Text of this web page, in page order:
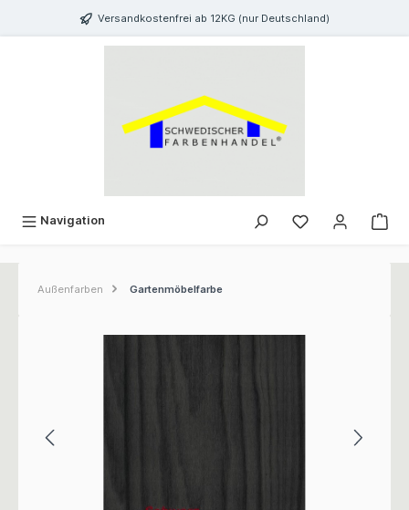
springen Versandkostenfrei ab 12KG (nur Deutschland)
Navigation
Außenfarben Gartenmöbelfarbe